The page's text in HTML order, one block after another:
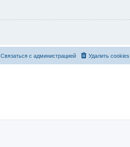
Удалить cookies
Связаться с администрацией